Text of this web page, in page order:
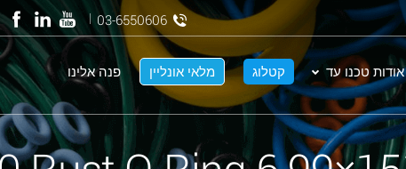
אודות טכנו עד קטלוג מלאי אונליין פנה אלינו
03-6550606